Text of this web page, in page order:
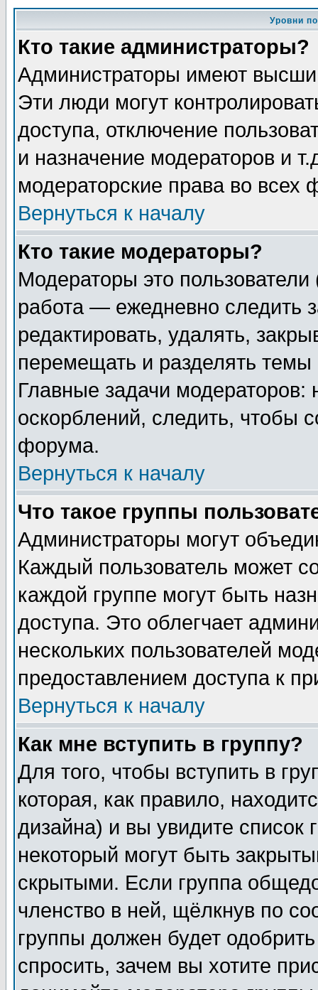
Уровни
Кто такие администраторы?
Администраторы имеют
Эти люди могут
доступа, отключение
и назначение модераторов и
модераторские права во всех
Вернуться к началу
Кто такие модераторы?
Модераторы это
работа — ежедневно следить
редактировать, удалять,
перемещать и разделять
Главные задачи
оскорблений, следить, чтобы
форума.
Вернуться к началу
Что такое группы
Администраторы могут
Каждый пользователь может
каждой группе могут быть
доступа. Это облегчает
нескольких пользователей
предоставлением доступа к
Вернуться к началу
Как мне вступить в группу?
Для того, чтобы вступить в
которая, как правило,
дизайна) и вы увидите список
некоторый могут быть
скрытыми. Если группа
членство в ней, щёлкнув по
группы должен будет
спросить, зачем вы хотите